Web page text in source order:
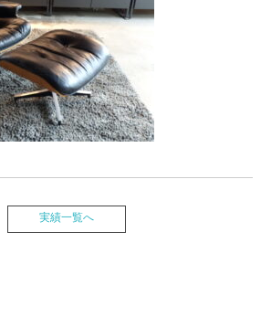
実績一覧へ